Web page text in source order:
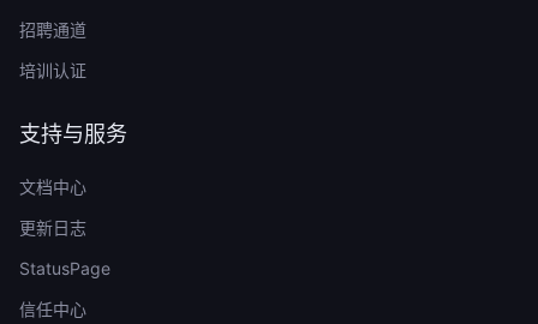
招聘通道
培训认证
支持与服务
文档中心
更新日志
StatusPage
信任中心